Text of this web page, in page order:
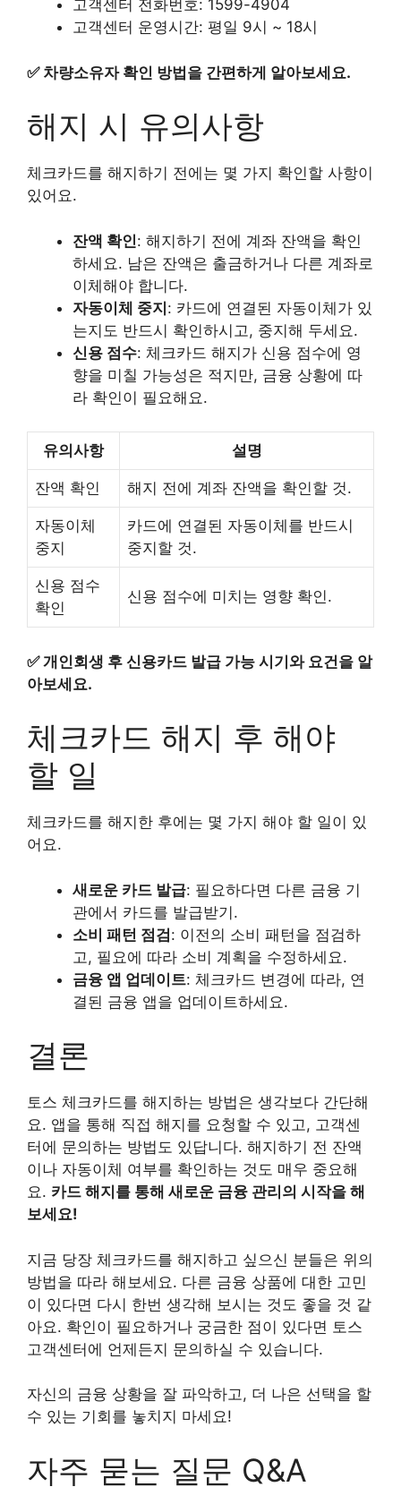
고객센터 전화번호: 1599-4904
고객센터 운영시간: 평일 9시 ~ 18시
✅ 차량소유자 확인 방법을 간편하게 알아보세요.
해지 시 유의사항
체크카드를 해지하기 전에는 몇 가지 확인할 사항이
있어요.
잔액 확인: 해지하기 전에 계좌 잔액을 확인
하세요. 남은 잔액은 출금하거나 다른 계좌로
이체해야 합니다.
자동이체 중지: 카드에 연결된 자동이체가 있
는지도 반드시 확인하시고, 중지해 두세요.
신용 점수: 체크카드 해지가 신용 점수에 영
향을 미칠 가능성은 적지만, 금융 상황에 따
라 확인이 필요해요.
유의사항 설명
잔액 확인 해지 전에 계좌 잔액을 확인할 것.
자동이체
중지
카드에 연결된 자동이체를 반드시
중지할 것.
신용 점수
확인
신용 점수에 미치는 영향 확인.
✅개인회생 후 신용카드 발급 가능 시기와 요건을 알
아보세요.
체크카드 해지 후 해야
할 일
체크카드를 해지한 후에는 몇 가지 해야 할 일이 있
어요.
새로운 카드 발급: 필요하다면 다른 금융 기
관에서 카드를 발급받기.
소비 패턴 점검: 이전의 소비 패턴을 점검하
고, 필요에 따라 소비 계획을 수정하세요.
금융 앱 업데이트: 체크카드 변경에 따라, 연
결된 금융 앱을 업데이트하세요.
결론
토스 체크카드를 해지하는 방법은 생각보다 간단해
요. 앱을 통해 직접 해지를 요청할 수 있고, 고객센
터에 문의하는 방법도 있답니다. 해지하기 전 잔액
이나 자동이체 여부를 확인하는 것도 매우 중요해
요. 카드 해지를 통해 새로운 금융 관리의 시작을 해
보세요!
지금 당장 체크카드를 해지하고 싶으신 분들은 위의
방법을 따라 해보세요. 다른 금융 상품에 대한 고민
이 있다면 다시 한번 생각해 보시는 것도 좋을 것 같
아요. 확인이 필요하거나 궁금한 점이 있다면 토스
고객센터에 언제든지 문의하실 수 있습니다.
자신의 금융 상황을 잘 파악하고, 더 나은 선택을 할
수 있는 기회를 놓치지 마세요!
자주 묻는 질문 Q&A